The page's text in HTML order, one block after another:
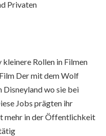
Privaten
Rollen in Filmen
Der mit dem Wolf
Disneyland wo sie bei
Jobs prägten ihr
mehr in der Öffentlichkeit